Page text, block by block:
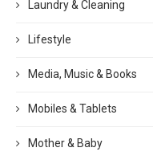
Laundry & Cleaning
Lifestyle
Media, Music & Books
Mobiles & Tablets
Mother & Baby